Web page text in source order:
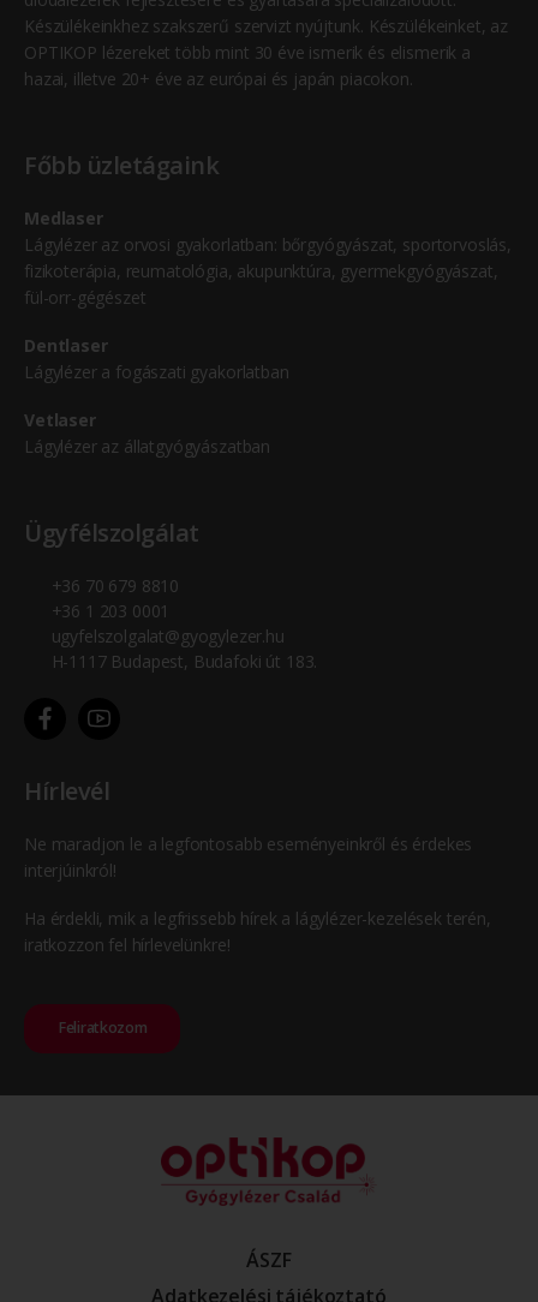
Készülékeinkhez szakszerű szervizt nyújtunk. Készülékeinket, az
OPTIKOP lézereket több mint 30 éve ismerik és elismerik a
hazai, illetve 20+ éve az európai és japán piacokon.
Főbb üzletágaink
Medlaser
Lágylézer az orvosi gyakorlatban: bőrgyógyászat, sportorvoslás,
fizikoterápia, reumatológia, akupunktúra, gyermekgyógyászat,
fül-orr-gégészet
Dentlaser
Lágylézer a fogászati gyakorlatban
Vetlaser
Lágylézer az állatgyógyászatban
Ügyfélszolgálat
+36 70 679 8810
+36 1 203 0001
ugyfelszolgalat@gyogylezer.hu
H-1117 Budapest, Budafoki út 183.
Hírlevél
Ne maradjon le a legfontosabb eseményeinkről és érdekes
interjúinkról!
Ha érdekli, mik a legfrissebb hírek a lágylézer-kezelések terén,
iratkozzon fel hírlevelünkre!
Feliratkozom
ÁSZF
Adatkezelési tájékoztató